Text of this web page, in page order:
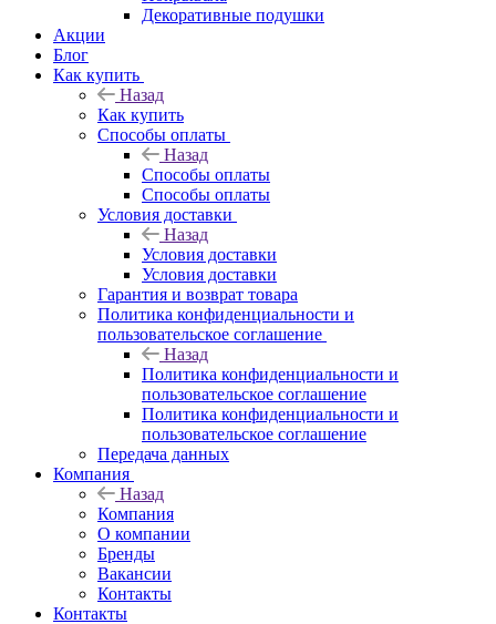
Декоративные подушки
Акции
Блог
Как купить
Назад
Как купить
Способы оплаты
Назад
Способы оплаты
Способы оплаты
Условия доставки
Назад
Условия доставки
Условия доставки
Гарантия и возврат товара
Политика конфиденциальности и
пользовательское соглашение
Назад
Политика конфиденциальности и
пользовательское соглашение
Политика конфиденциальности и
пользовательское соглашение
Передача данных
Компания
Назад
Компания
О компании
Бренды
Вакансии
Контакты
Контакты